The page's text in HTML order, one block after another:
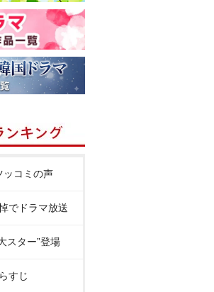
ッコミの声
でドラマ放送
スター”登場
すじ